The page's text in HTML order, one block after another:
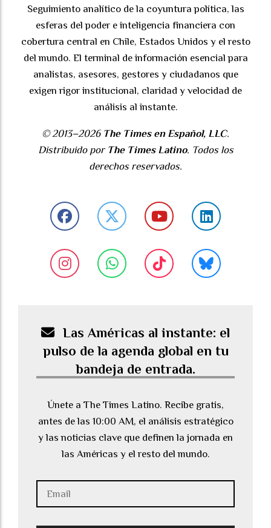
Seguimiento analítico de la coyuntura política, las
esferas del poder e inteligencia financiera con
cobertura central en Chile, Estados Unidos y el resto
del mundo. El terminal de información esencial para
analistas, asesores, gestores y ciudadanos que
exigen rigor institucional, claridad y velocidad de
análisis al instante.
© 2013–2026 The Times en Español, LLC.
Distribuido por The Times Latino. Todos los
derechos reservados.
Las Américas al instante: el
pulso de la agenda global en tu
bandeja de entrada.
Únete a The Times Latino. Recibe gratis,
antes de las 10:00 AM, el análisis estratégico
y las noticias clave que definen la jornada en
las Américas y el resto del mundo.